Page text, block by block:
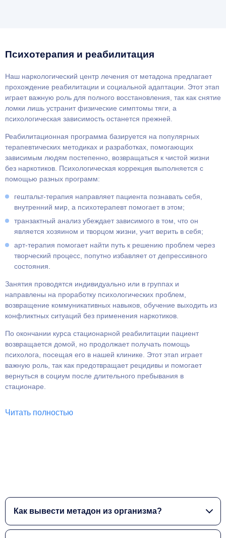
Психотерапия и реабилитация
Наш наркологический центр лечения от метадона предлагает
прохождение реабилитации и социальной адаптации. Этот этап
играет важную роль для полного восстановления, так как снятие
ломки лишь устранит физические симптомы тяги, а
психологическая зависимость останется прежней.
Реабилитационная программа базируется на популярных
терапевтических методиках и разработках, помогающих
зависимым людям постепенно, возвращаться к чистой жизни
без наркотиков. Психологическая коррекция выполняется с
помощью разных программ:
гештальт-терапия направляет пациента познавать себя,
внутренний мир, а психотерапевт помогает в этом;
транзактный анализ убеждает зависимого в том, что он
является хозяином и творцом жизни, учит верить в себя;
арт-терапия помогает найти путь к решению проблем через
творческий процесс, попутно избавляет от депрессивного
состояния.
Занятия проводятся индивидуально или в группах и
направлены на проработку психологических проблем,
возвращение коммуникативных навыков, обучение выходить из
конфликтных ситуаций без применения наркотиков.
По окончании курса стационарной реабилитации пациент
возвращается домой, но продолжает получать помощь
психолога, посещая его в нашей клинике. Этот этап играет
важную роль, так как предотвращает рецидивы и помогает
вернуться в социум после длительного пребывания в
стационаре.
Читать полностью
Как вывести метадон из организма?